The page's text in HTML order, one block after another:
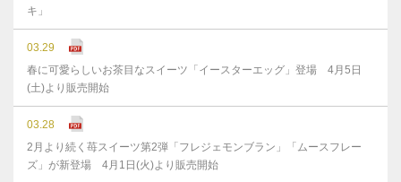
キ」
03.29
春に可愛らしいお茶目なスイーツ「イースターエッグ」登場 4月5日
(土)より販売開始
03.28
2月より続く苺スイーツ第2弾「フレジェモンブラン」「ムースフレー
ズ」が新登場 4月1日(火)より販売開始